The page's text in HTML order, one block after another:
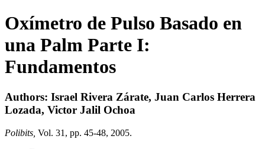
Oxímetro de Pulso Basado en
una Palm Parte I:
Fundamentos
Authors: Israel Rivera Zárate, Juan Carlos Herrera
Lozada, Victor Jalil Ochoa
Polibits, Vol. 31, pp. 45-48, 2005.